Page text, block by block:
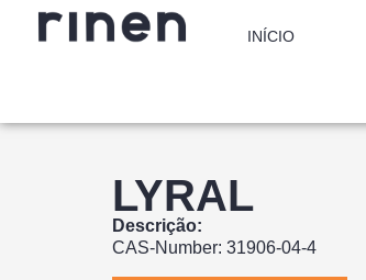
INÍCIO
LYRAL
Descrição:
CAS-Number: 31906-04-4